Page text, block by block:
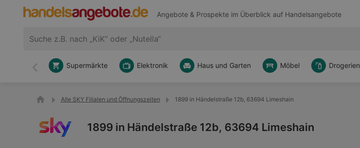
Angebote & Prospekte im Überblick auf Handelsangebote
Zurück
Supermärkte Elektronik Haus und Garten Möbel Drogerien
Alle SKY Filialen und Öffnungszeiten 1899 in Händelstraße 12b, 63694 Limeshain
1899 in Händelstraße 12b, 63694 Limeshain